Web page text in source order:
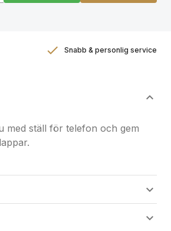
Snabb & personlig service
med ställ för telefon och gem